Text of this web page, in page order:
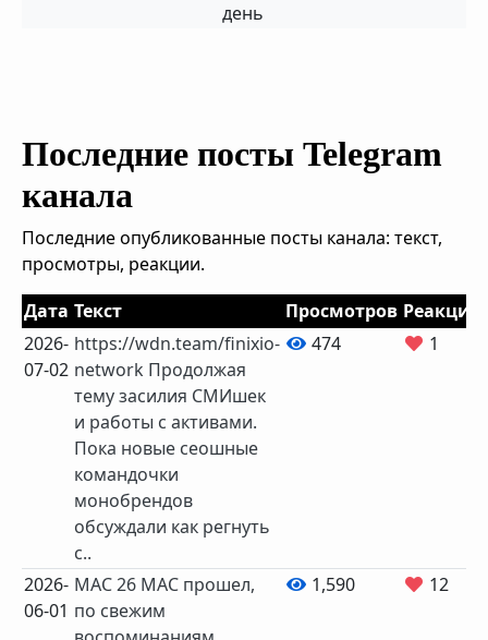
день
Последние посты Telegram
канала
Последние опубликованные посты канала: текст,
просмотры, реакции.
Дата Текст Просмотров Реакций
2026-
07-02
https://wdn.team/finixio-
network Продолжая
тему засилия СМИшек
и работы с активами.
Пока новые сеошные
командочки
монобрендов
обсуждали как регнуть
с..
474 1
2026-
06-01
MAC 26 MAC прошел,
по свежим
1,590 12